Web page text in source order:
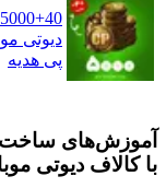
5000+40 سی
پی هدیه
ساخت، اتصال
دیوتی موبایل: